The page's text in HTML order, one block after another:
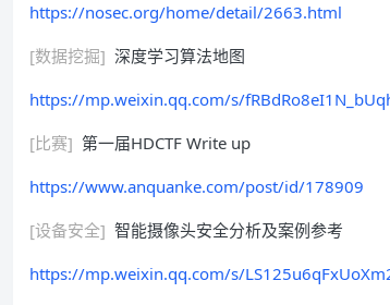
https://nosec.org/home/detail/2663.html
[数据挖掘] 深度学习算法地图
https://mp.weixin.qq.com/s/
[比赛] 第一届HDCTF Write up
https://www.anquanke.com/post/id/178909
[设备安全] 智能摄像头安全分析及案例参考
https://mp.weixin.qq.com/s/